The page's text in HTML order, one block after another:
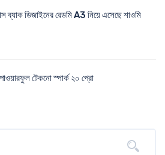
ব্যাক ডিজাইনের রেডমি A3 নিয়ে এসেছে শাওমি
টেকনো স্পার্ক ২০ প্রো